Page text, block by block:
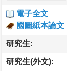
電子全文
國圖紙本論文
研究生:
研究生(外文):